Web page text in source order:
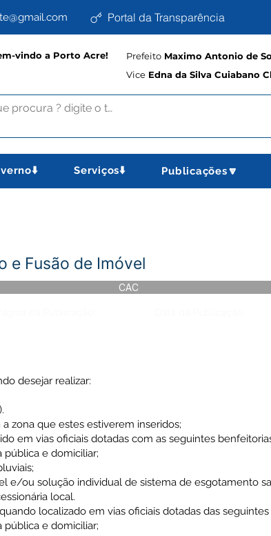
Portal da Transparência
vindo a Porto Acre! Prefeito Maximo Antonio de
Vice Edna da Silva Cuiabano
Serviços⬇️ Publicações🔽
e Fusão de Imóvel
CAC
desejar realizar:
zona que estes estiverem inseridos;
em vias oficiais dotadas com as seguintes
pública e domiciliar;
e/ou solução individual de sistema de esgotamento
local.
localizado em vias oficiais dotadas das
pública e domiciliar;